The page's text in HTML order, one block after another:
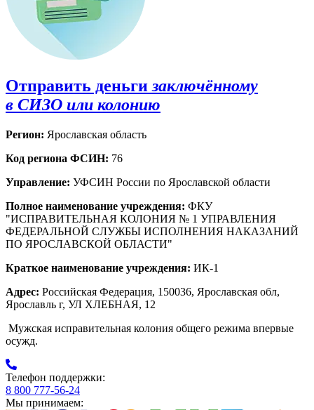
Отправить деньги заключённому
в СИЗО или колонию
Регион: Ярославская область
Код региона ФСИН: 76
Управление: УФСИН России по Ярославской области
Полное наименование учреждения: ФКУ
"ИСПРАВИТЕЛЬНАЯ КОЛОНИЯ № 1 УПРАВЛЕНИЯ
ФЕДЕРАЛЬНОЙ СЛУЖБЫ ИСПОЛНЕНИЯ НАКАЗАНИЙ
ПО ЯРОСЛАВСКОЙ ОБЛАСТИ"
Краткое наименование учреждения: ИК-1
Адрес: Российская Федерация, 150036, Ярославская обл,
Ярославль г, УЛ ХЛЕБНАЯ, 12
Мужская исправительная колония общего режима впервые
осужд.
Телефон поддержки:
8 800 777-56-24
Мы принимаем: